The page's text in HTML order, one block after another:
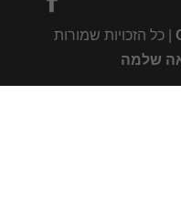
| כל הזכויות שמורות
שלמה